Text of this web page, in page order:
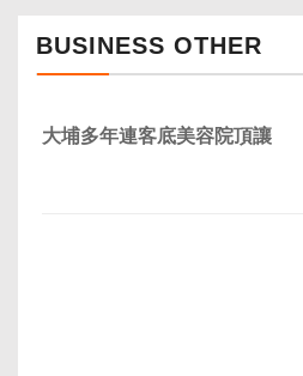
BUSINESS OTHER
大埔多年連客底美容院頂讓